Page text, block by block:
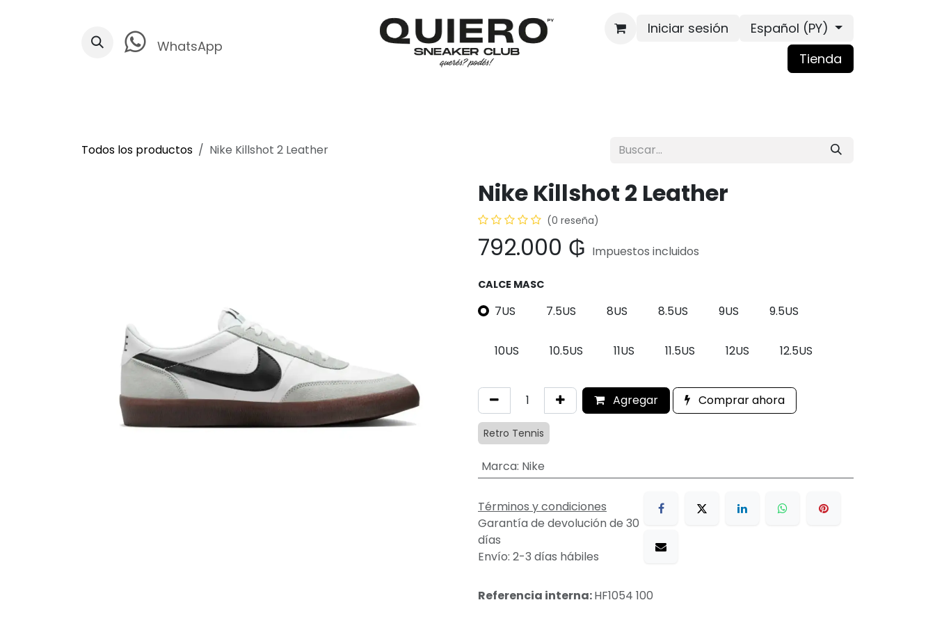
WhatsApp
Iniciar sesión
Español (PY)
Tienda
Todos los productos Nike Killshot 2 Leather
Nike Killshot 2 Leather
(0 reseña)
792.000 ₲ Impuestos incluidos
CALCE MASC
7US 7.5US 8US 8.5US 9US 9.5US
10US 10.5US 11US 11.5US 12US 12.5US
Agregar Comprar ahora
Retro Tennis
Marca: Nike
Términos y condiciones
Garantía de devolución de 30
días
Envío: 2-3 días hábiles
Referencia interna:HF1054 100